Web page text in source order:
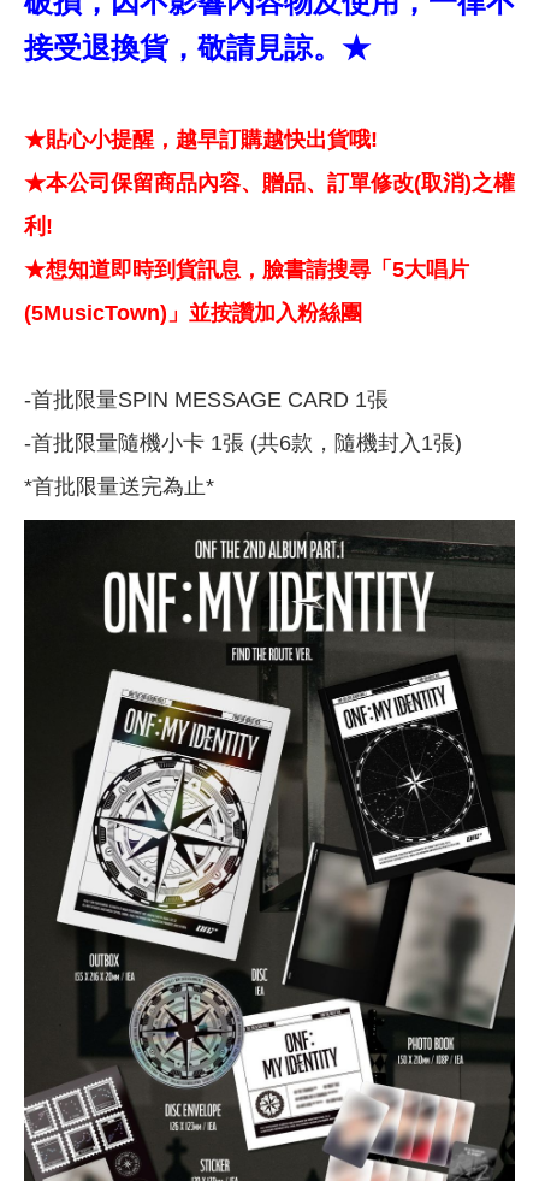
接受退換貨，敬請見諒。★
★貼心小提醒，越早訂購越快出貨哦!
★本公司保留商品內容、贈品、訂單修改(取消)之權
利!
★想知道即時到貨訊息，臉書請搜尋「5大唱片
(5MusicTown)」並按讚加入粉絲團
-首批限量SPIN MESSAGE CARD 1張
-首批限量隨機小卡 1張 (共6款，隨機封入1張)
*首批限量送完為止*